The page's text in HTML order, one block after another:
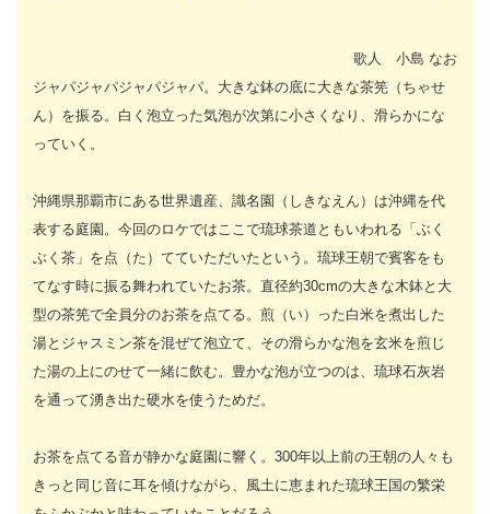
歌人 小島 なお
ジャパジャパジャパジャパ。大きな鉢の底に大きな茶筅（ちゃせ
ん）を振る。白く泡立った気泡が次第に小さくなり、滑らかにな
っていく。
沖縄県那覇市にある世界遺産、識名園（しきなえん）は沖縄を代
表する庭園。今回のロケではここで琉球茶道ともいわれる「ぶく
ぶく茶」を点（た）てていただいたという。琉球王朝で賓客をも
てなす時に振る舞われていたお茶。直径約30cmの大きな木鉢と大
型の茶筅で全員分のお茶を点てる。煎（い）った白米を煮出した
湯とジャスミン茶を混ぜて泡立て、その滑らかな泡を玄米を煎じ
た湯の上にのせて一緒に飲む。豊かな泡が立つのは、琉球石灰岩
を通って湧き出た硬水を使うためだ。
お茶を点てる音が静かな庭園に響く。300年以上前の王朝の人々も
きっと同じ音に耳を傾けながら、風土に恵まれた琉球王国の繁栄